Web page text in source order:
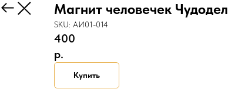
Назад Магнит человечек Чудодел
SKU: АИ01-014
400
р.
Купить